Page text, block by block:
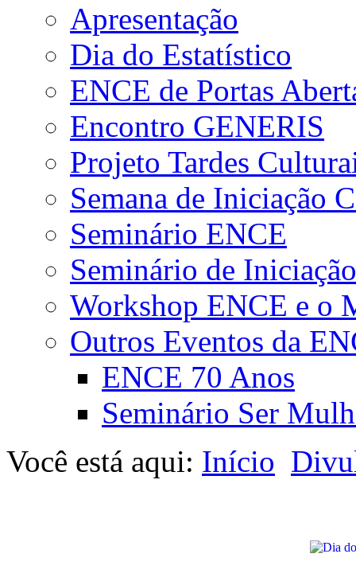
Apresentação
Dia do Estatístico
ENCE de Portas
Encontro GENERIS
Projeto Tardes
Semana de Iniciação
Seminário ENCE
Seminário de
Workshop ENCE e o
Outros Eventos da
ENCE 70 Anos
Seminário Ser
Você está aqui: Início